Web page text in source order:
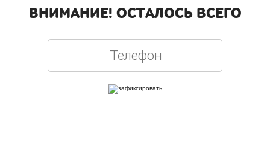
ВНИМАНИЕ! ОСТАЛОСЬ ВСЕГО